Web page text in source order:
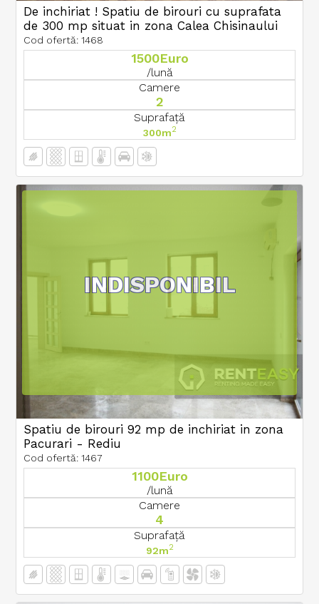
De inchiriat ! Spatiu de birouri cu suprafata
de 300 mp situat in zona Calea Chisinaului
Cod ofertă: 1468
1500Euro
/lună
Camere
2
Suprafață
300m2
INDISPONIBIL
Spatiu de birouri 92 mp de inchiriat in zona
Pacurari - Rediu
Cod ofertă: 1467
1100Euro
/lună
Camere
4
Suprafață
92m2